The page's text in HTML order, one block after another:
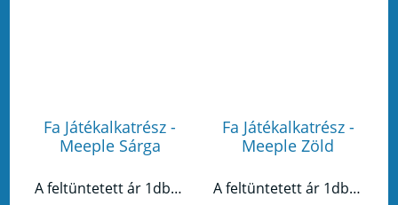
Fa Játékalkatrész -
Meeple Sárga
A feltüntetett ár 1db termékre vonatkozik!
Fa Játékalkatrész -
Meeple Zöld
A feltüntetett ár 1db termékre vonatkozik!